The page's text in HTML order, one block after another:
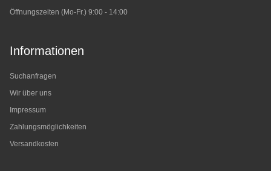
Öffnungszeiten (Mo-Fr.) 9:00 - 14:00
Informationen
Suchanfragen
Wir über uns
Impressum
Zahlungsmöglichkeiten
Versandkosten